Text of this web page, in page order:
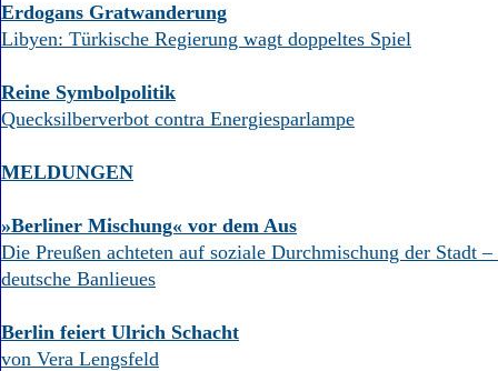
Archiv
Mediadaten
Datenschutz
Erdogans Gratwanderung
Libyen: Türkische Regierung wagt doppeltes Spiel
Reine Symbolpolitik
Quecksilberverbot contra Energiesparlampe
MELDUNGEN
»Berliner Mischung« vor dem Aus
Die Preußen achteten auf soziale Durchmischung der Stadt
deutsche Banlieues
Berlin feiert Ulrich Schacht
von Vera Lengsfeld